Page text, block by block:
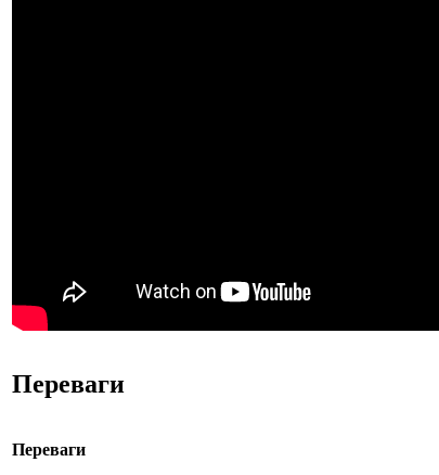
Переваги
Переваги